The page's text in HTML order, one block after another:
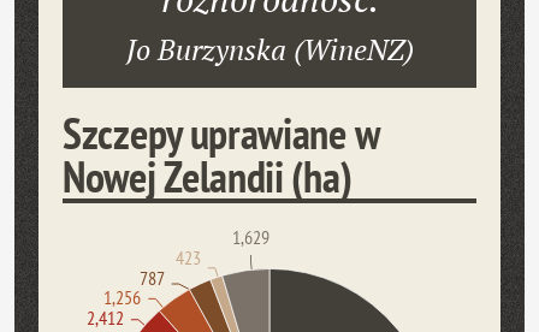
Jo Burzynska (WineNZ)
Szczepy uprawiane w
Nowej Zelandii (ha)
2,412
1,256
787
423
1,629